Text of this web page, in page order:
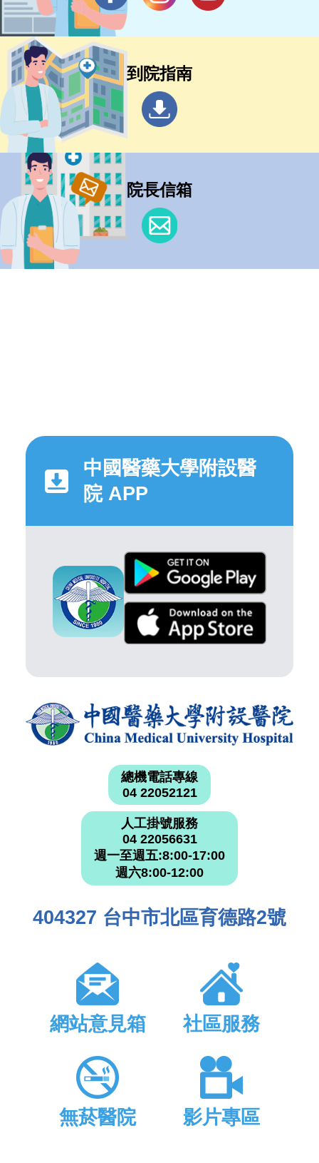
到院指南
院長信箱
中國醫藥大學附設醫
院 APP
總機電話專線
04 22052121
人工掛號服務
04 22056631
週一至週五:8:00-17:00
週六8:00-12:00
404327 台中市北區育德路2號
網站意見箱 社區服務
無菸醫院 影片專區